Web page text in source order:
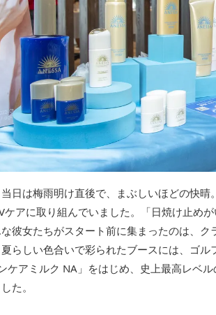
日は梅雨明け直後で、まぶしいほどの快
ケアに取り組んでいました。「日焼け止め
彼女たちがスタート前に集まったのは、
らしい色合いで彩られたブースには、ゴ
ケアミルク NA」をはじめ、史上最高レベ
た。